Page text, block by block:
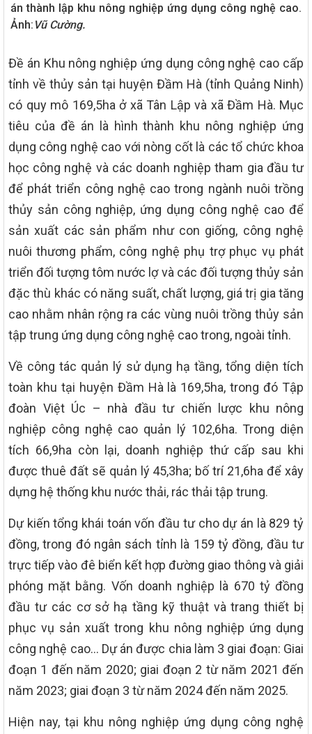
án thành lập khu nông nghiệp ứng dụng công nghệ cao.
Ảnh: Vũ Cường.
Đề án Khu nông nghiệp ứng dụng công nghệ cao cấp
tỉnh về thủy sản tại huyện Đầm Hà (tỉnh Quảng Ninh)
có quy mô 169,5ha ở xã Tân Lập và xã Đầm Hà. Mục
tiêu của đề án là hình thành khu nông nghiệp ứng
dụng công nghệ cao với nòng cốt là các tổ chức khoa
học công nghệ và các doanh nghiệp tham gia đầu tư
để phát triển công nghệ cao trong ngành nuôi trồng
thủy sản công nghiệp, ứng dụng công nghệ cao để
sản xuất các sản phẩm như con giống, công nghệ
nuôi thương phẩm, công nghệ phụ trợ phục vụ phát
triển đối tượng tôm nước lợ và các đối tượng thủy sản
đặc thù khác có năng suất, chất lượng, giá trị gia tăng
cao nhằm nhân rộng ra các vùng nuôi trồng thủy sản
tập trung ứng dụng công nghệ cao trong, ngoài tỉnh.
Về công tác quản lý sử dụng hạ tầng, tổng diện tích
toàn khu tại huyện Đầm Hà là 169,5ha, trong đó Tập
đoàn Việt Úc – nhà đầu tư chiến lược khu nông
nghiệp công nghệ cao quản lý 102,6ha. Trong diện
tích 66,9ha còn lại, doanh nghiệp thứ cấp sau khi
được thuê đất sẽ quản lý 45,3ha; bố trí 21,6ha để xây
dựng hệ thống khu nước thải, rác thải tập trung.
Dự kiến tổng khái toán vốn đầu tư cho dự án là 829 tỷ
đồng, trong đó ngân sách tỉnh là 159 tỷ đồng, đầu tư
trực tiếp vào đê biển kết hợp đường giao thông và giải
phóng mặt bằng. Vốn doanh nghiệp là 670 tỷ đồng
đầu tư các cơ sở hạ tầng kỹ thuật và trang thiết bị
phục vụ sản xuất trong khu nông nghiệp ứng dụng
công nghệ cao… Dự án được chia làm 3 giai đoạn: Giai
đoạn 1 đến năm 2020; giai đoạn 2 từ năm 2021 đến
năm 2023; giai đoạn 3 từ năm 2024 đến năm 2025.
Hiện nay, tại khu nông nghiệp ứng dụng công nghệ